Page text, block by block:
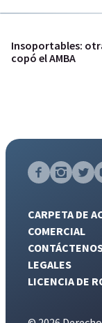
Insoportables:
copó el AMBA
CARPETA DE
COMERCIAL
LEGALES
LICENCIA DE